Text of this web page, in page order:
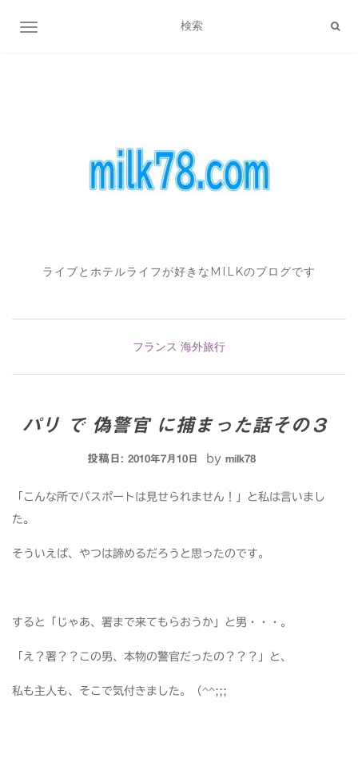
ナビゲーション切り替え
ライブとホテルライフが好きなMILKのブログです
フランス 海外旅行
パリ で 偽警官 に捕まった話その３
投稿日: 2010年7月10日 by milk78
「こんな所でパスポートは見せられません！」と私は言いまし
た。
そういえば、やつは諦めるだろうと思ったのです。
すると「じゃあ、署まで来てもらおうか」と男・・・。
「え？署？？この男、本物の警官だったの？？？」と、
私も主人も、そこで気付きました。（^^;;;